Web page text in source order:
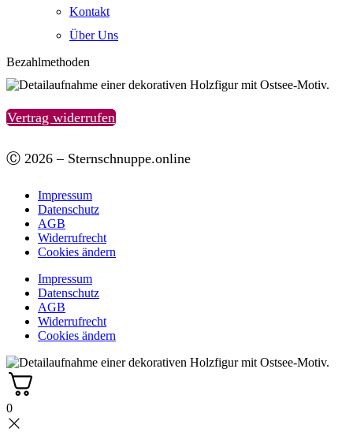
Kontakt
Über Uns
Bezahlmethoden
Vertrag widerrufen
Ⓒ 2026 – Sternschnuppe.online
Impressum
Datenschutz
AGB
Widerrufrecht
Cookies ändern
Impressum
Datenschutz
AGB
Widerrufrecht
Cookies ändern
0